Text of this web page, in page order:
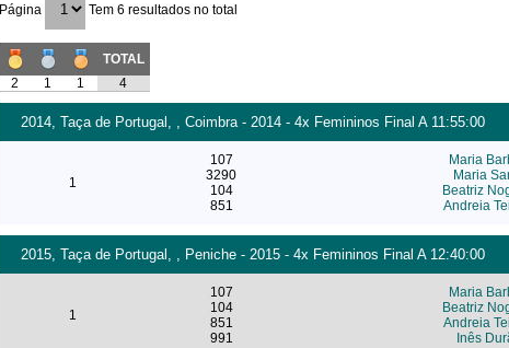
Página Tem 6 resultados no total
TOTAL
2
1 1 4
2014, Taça de Portugal, , Coimbra - 2014 - 4x Femininos Final A 11:55:00
1
107
3290
104
851
Maria
Maria
Beatriz
Andreia
2015, Taça de Portugal, , Peniche - 2015 - 4x Femininos Final A 12:40:00
1
107
104
851
991
Maria
Beatriz
Andreia
Inês